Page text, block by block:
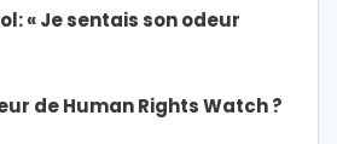
« Je sentais son odeur
de Human Rights Watch ?